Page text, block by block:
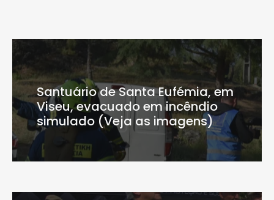
Santuário de Santa Eufémia, em
Viseu, evacuado em incêndio
simulado (Veja as imagens)